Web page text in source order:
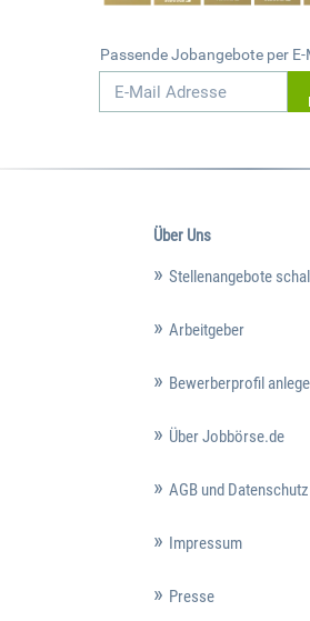
Passende Jobangebote per
Über Uns
Stellenangebote
Arbeitgeber
Bewerberprofil
Über Jobbörse.de
AGB und Datenschutz
Impressum
Presse